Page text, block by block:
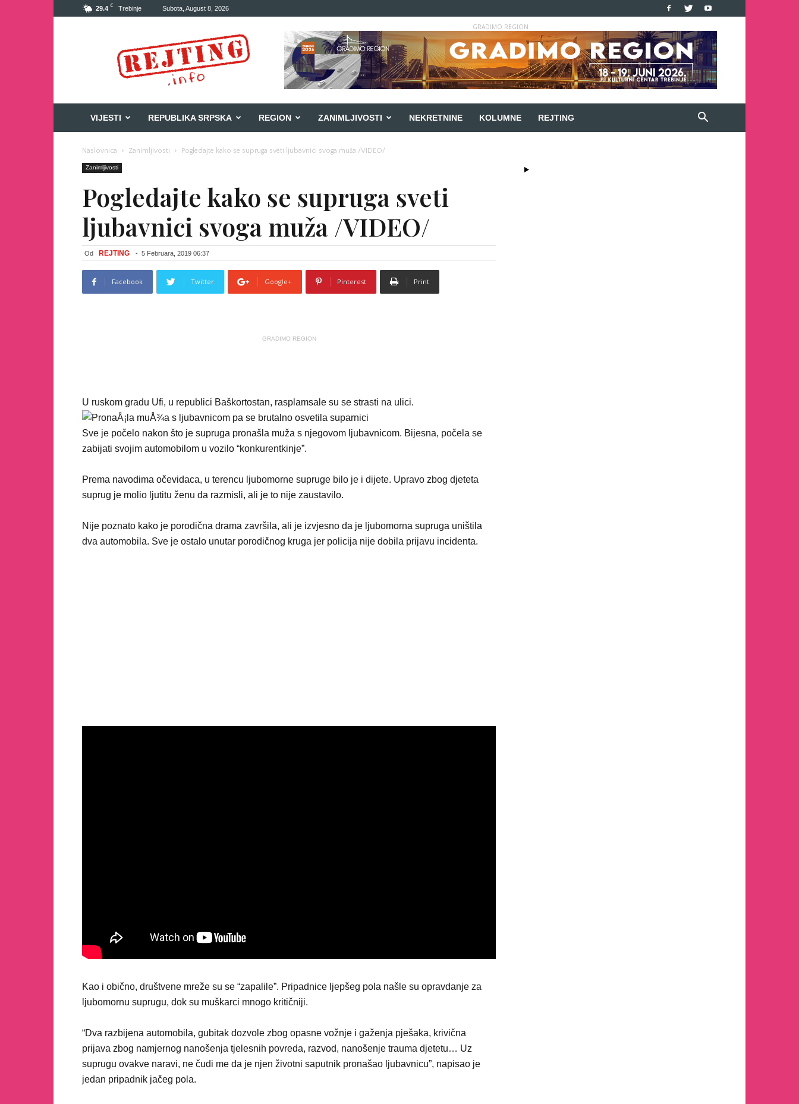
29.4 C Trebinje Subota, August 8, 2026
GRADIMO REGION
VIJESTI REPUBLIKA SRPSKA REGION ZANIMLJIVOSTI NEKRETNINE KOLUMNE REJTING
Naslovnica Zanimljivosti Pogledajte kako se supruga sveti ljubavnici svoga muža /VIDEO/
Zanimljivosti
Pogledajte kako se supruga sveti
ljubavnici svoga muža /VIDEO/
Od REJTING - 5 Februara, 2019 06:37
Facebook Twitter Google+ Pinterest Print
GRADIMO REGION
U ruskom gradu Ufi, u republici Baškortostan, rasplamsale su se strasti na ulici.
Sve je počelo nakon što je supruga pronašla muža s njegovom ljubavnicom. Bijesna, počela se
zabijati svojim automobilom u vozilo “konkurentkinje”.
Prema navodima očevidaca, u terencu ljubomorne supruge bilo je i dijete. Upravo zbog djeteta
suprug je molio ljutitu ženu da razmisli, ali je to nije zaustavilo.
Nije poznato kako je porodična drama završila, ali je izvjesno da je ljubomorna supruga uništila
dva automobila. Sve je ostalo unutar porodičnog kruga jer policija nije dobila prijavu incidenta.
Kao i obično, društvene mreže su se “zapalile”. Pripadnice ljepšeg pola našle su opravdanje za
ljubomornu suprugu, dok su muškarci mnogo kritičniji.
“Dva razbijena automobila, gubitak dozvole zbog opasne vožnje i gaženja pješaka, krivična
prijava zbog namjernog nanošenja tjelesnih povreda, razvod, nanošenje trauma djetetu… Uz
suprugu ovakve naravi, ne čudi me da je njen životni saputnik pronašao ljubavnicu”, napisao je
jedan pripadnik jačeg pola.